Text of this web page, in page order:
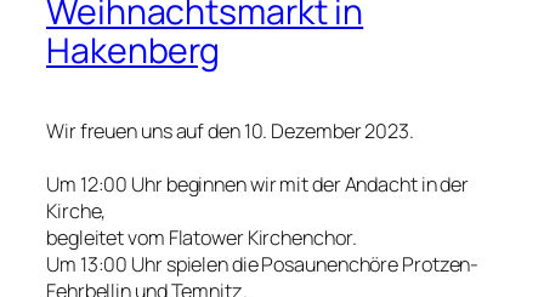
Weihnachtsmarkt in
Hakenberg
Wir freuen uns auf den 10. Dezember 2023.
Um 12:00 Uhr beginnen wir mit der Andacht in der
Kirche,
begleitet vom Flatower Kirchenchor.
Um 13:00 Uhr spielen die Posaunenchöre Protzen-
Fehrbellin und Temnitz.